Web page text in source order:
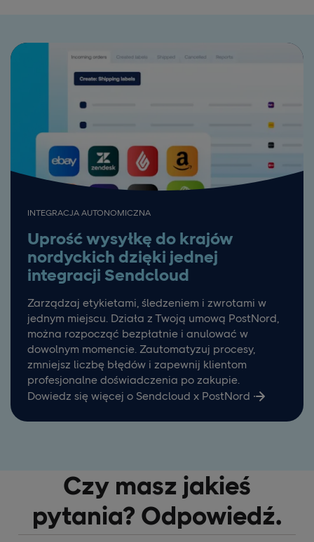
INTEGRACJA AUTONOMICZNA
Uprość wysyłkę do krajów
nordyckich dzięki jednej
integracji Sendcloud
Zarządzaj etykietami, śledzeniem i zwrotami w
jednym miejscu. Działa z Twoją umową PostNord,
można rozpocząć bezpłatnie i anulować w
dowolnym momencie. Zautomatyzuj procesy,
zmniejsz liczbę błędów i zapewnij klientom
profesjonalne doświadczenia po zakupie.
Dowiedz się więcej o Sendcloud x PostNord
Czy masz jakieś
pytania? Odpowiedź.